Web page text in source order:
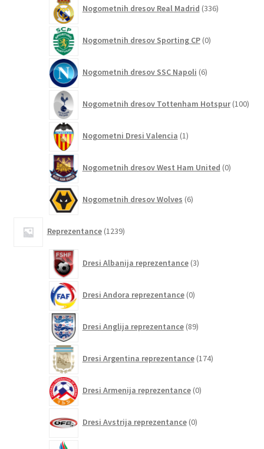
Nogometnih dresov Real Madrid 336izdelkov
Nogometnih dresov Sporting CP 0izdelkov
Nogometnih dresov SSC Napoli 6izdelkov
Nogometnih dresov Tottenham Hotspur 100
Nogometni Dresi Valencia 1izdelek
Nogometnih dresov West Ham United 0izdelkov
Nogometnih dresov Wolves 6izdelkov
Reprezentance 1239izdelkov
Dresi Albanija reprezentance 3izdelki
Dresi Andora reprezentance 0izdelkov
Dresi Anglija reprezentance 89izdelkov
Dresi Argentina reprezentance 174izdelkov
Dresi Armenija reprezentance 0izdelkov
Dresi Avstrija reprezentance 0izdelkov